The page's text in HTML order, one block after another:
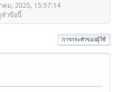
คม, 2025, 15:57:14
หัวข้อนี้
การกระทำของผู้ใช้